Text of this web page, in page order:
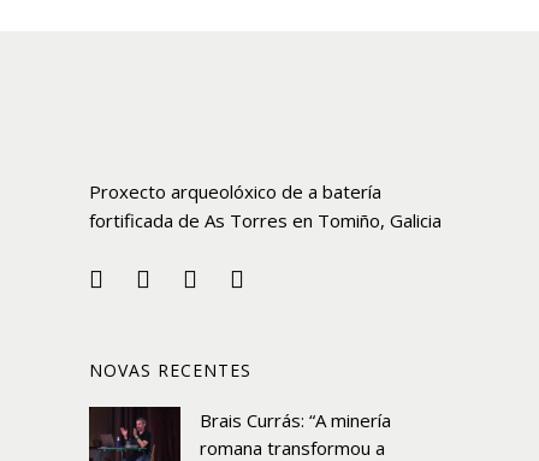
Proxecto arqueolóxico de a batería
fortificada de As Torres en Tomiño, Galicia
NOVAS RECENTES
Brais Currás: “A minería
romana transformou a